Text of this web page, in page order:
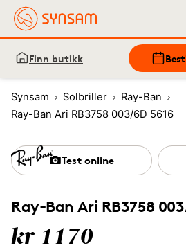
Finn butikk
Synsam Solbriller
Ray-Ban
Ray-Ban Ari RB3758 003/6D 5616
Ray-Ban Ari RB3758
kr 1170
Test online